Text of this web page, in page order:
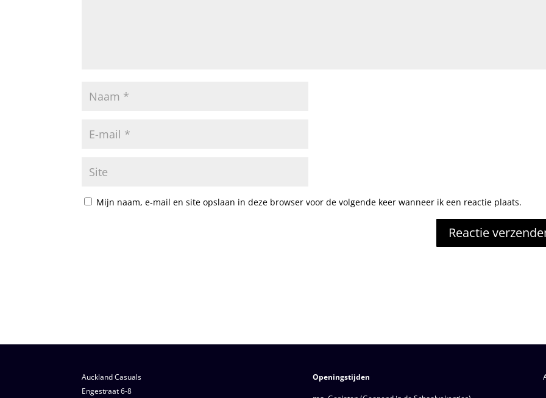
Mijn naam, e-mail en site opslaan in deze browser voor de volgende keer wanneer ik een reactie plaats.
Auckland Casuals
Engestraat 6-8
Openingstijden